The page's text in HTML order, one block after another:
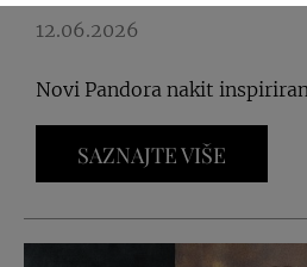
12.06.2026
Novi Pandora nakit
SAZNAJTE VIŠE